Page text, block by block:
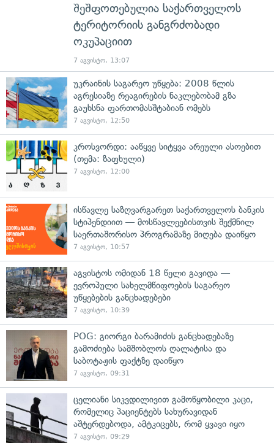
შეშფოთებულია საქართველოს
ტერიტორიის განგრძობადი
ოკუპაციით
7 აგვისტო, 13:07
უკრაინის საგარეო უწყება: 2008 წლის
აგრესიაზე რეაგირების ნაკლებობამ გზა
გაუხსნა ფართომასშტაბიან ომებს
7 აგვისტო, 12:50
კროსვორდი: ააწყვე სიტყვა არეული ასოებით
(თემა: ზაფხული)
7 აგვისტო, 12:00
ისწავლე საზღვარგარეთ საქართველოს ბანკის
სტიპენდიით — მოსწავლეებისთვის შექმნილ
საერთაშორისო პროგრამაზე მიღება დაიწყო
7 აგვისტო, 10:57
აგვისტოს ომიდან 18 წელი გავიდა —
ევროპული სახელმწიფოების საგარეო
უწყებების განცხადებები
7 აგვისტო, 10:39
POG: გიორგი ბარამიძის განცხადებაზე
გამოძიება სამშობლოს ღალატისა და
საბოტაჟის ფაქტზე დაიწყო
7 აგვისტო, 09:31
ცელიანი სიკვდილივით გამოწყობილი კაცი,
რომელიც პაციენტებს სახურავიდან
აშტერდებოდა, ამტკიცებს, რომ ყვავი იყო
7 აგვისტო, 09:29